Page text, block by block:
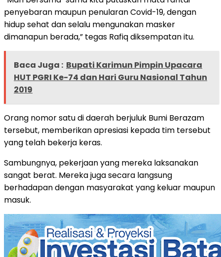
penyebaran maupun penularan Covid-19, dengan
hidup sehat dan selalu mengunakan masker
dimanapun berada,” tegas Rafiq diksempatan itu.
Baca Juga : Bupati Karimun Pimpin Upacara
HUT PGRI Ke-74 dan Hari Guru Nasional Tahun
2019
Orang nomor satu di daerah berjuluk Bumi Berazam
tersebut, memberikan apresiasi kepada tim tersebut
yang telah bekerja keras.
Sambungnya, pekerjaan yang mereka laksanakan
sangat berat. Mereka juga secara langsung
berhadapan dengan masyarakat yang keluar maupun
masuk.